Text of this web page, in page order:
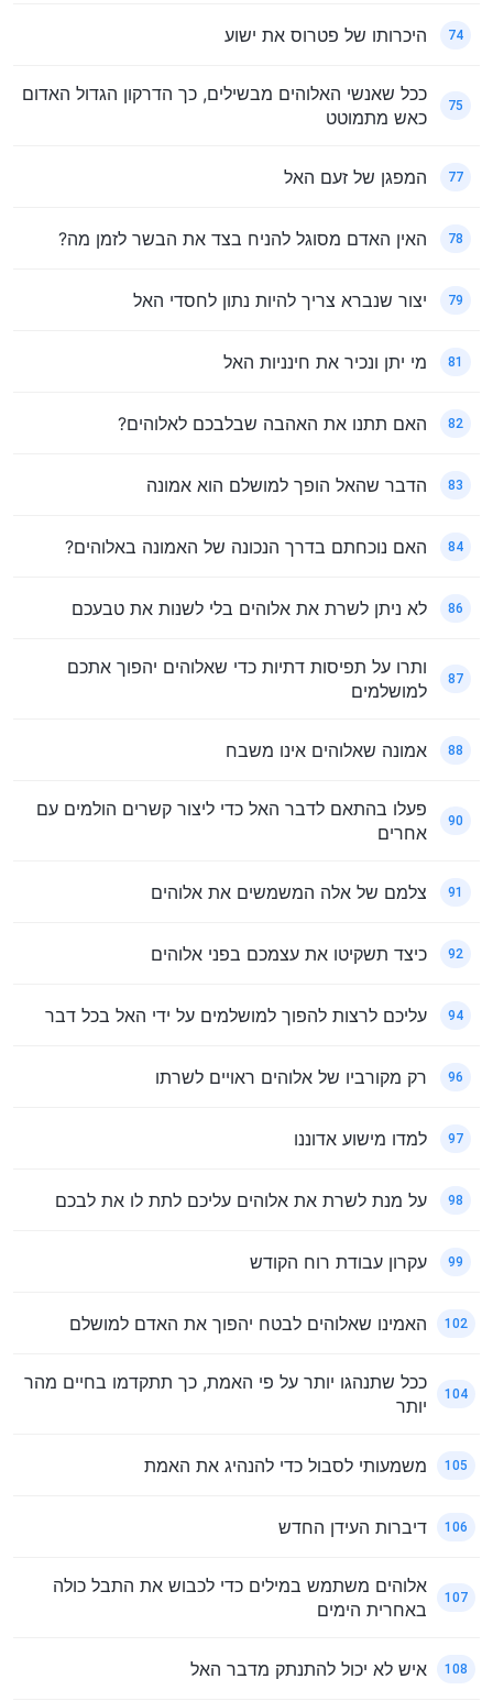
74 היכרותו של פטרוס את ישוע
75
ככל שאנשי האלוהים מבשילים, כך הדרקון הגדול האדום
כאש מתמוטט
77 המפגן של זעם האל
78 האין האדם מסוגל להניח בצד את הבשר לזמן מה?
79 יצור שנברא צריך להיות נתון לחסדי האל
81 מי יתן ונכיר את חינניות האל
82 האם תתנו את האהבה שבלבכם לאלוהים?
83 הדבר שהאל הופך למושלם הוא אמונה
84 האם נוכחתם בדרך הנכונה של האמונה באלוהים?
86 לא ניתן לשרת את אלוהים בלי לשנות את טבעכם
87
ותרו על תפיסות דתיות כדי שאלוהים יהפוך אתכם
למושלמים
88 אמונה שאלוהים אינו משבח
90
פעלו בהתאם לדבר האל כדי ליצור קשרים הולמים עם
אחרים
91 צלמם של אלה המשמשים את אלוהים
92 כיצד תשקיטו את עצמכם בפני אלוהים
94 עליכם לרצות להפוך למושלמים על ידי האל בכל דבר
96 רק מקורביו של אלוהים ראויים לשרתו
97 למדו מישוע אדוננו
98 על מנת לשרת את אלוהים עליכם לתת לו את לבכם
99 עקרון עבודת רוח הקודש
102 האמינו שאלוהים לבטח יהפוך את האדם למושלם
104
ככל שתנהגו יותר על פי האמת, כך תתקדמו בחיים מהר
יותר
105 משמעותי לסבול כדי להנהיג את האמת
106 דיברות העידן החדש
107
אלוהים משתמש במילים כדי לכבוש את התבל כולה
באחרית הימים
108 איש לא יכול להתנתק מדבר האל